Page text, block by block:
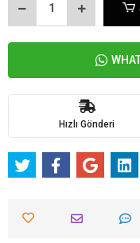
Hızlı Gönderi